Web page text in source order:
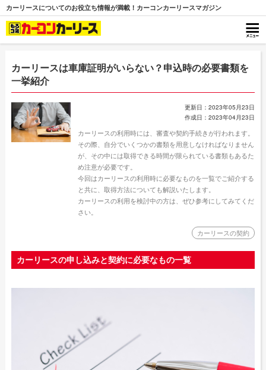
カーリースについてのお役立ち情報が満載！カーコンカーリースマガジン
カーリースは車庫証明がいらない？申込時の必要書類を
一挙紹介
更新日：2023年05月23日
作成日：2023年04月23日
カーリースの利用時には、審査や契約手続きが行われます。
その際、自分でいくつかの書類を用意しなければなりません
が、その中には取得できる時間が限られている書類もあるた
め注意が必要です。
今回はカーリースの利用時に必要なものを一覧でご紹介する
と共に、取得方法についても解説いたします。
カーリースの利用を検討中の方は、ぜひ参考にしてみてくだ
さい。
カーリースの契約
カーリースの申し込みと契約に必要なもの一覧